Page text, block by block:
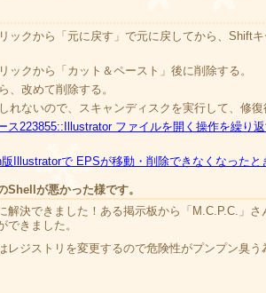
ックから「元に戻す」で元に戻してから、Shift
ックから「カット＆ペースト」後に削除する。
、改めて削除する。
れないので、スキャンディスクを実行して、修復
ス223855::Illustrator ファイルを開く操作を繰り
Illustratorで EPSが移動・削除できなくなったと
が悪かった様です。
解決できました！ある掲示板から「M.C.P.C.」
きました。
レジストリを変更するので危険性がプンプン臭